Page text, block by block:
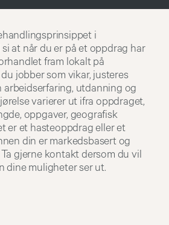
i
at når du er på et oppdrag har
fram lokalt på
jobber som vikar, justeres
arbeidserfaring, utdanning og
varierer ut ifra oppdraget,
oppgaver, geografisk
er et hasteoppdrag eller et
din er markedsbasert og
gjerne kontakt dersom du vil
dine muligheter ser ut.